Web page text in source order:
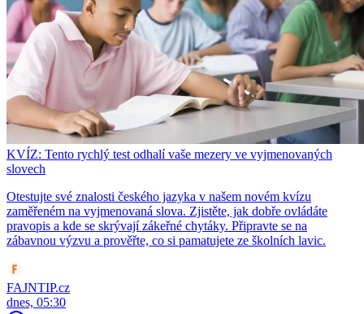
KVÍZ: Tento rychlý test odhalí vaše mezery ve vyjmenovaných
slovech
Otestujte své znalosti českého jazyka v našem novém kvízu
zaměřeném na vyjmenovaná slova. Zjistěte, jak dobře ovládáte
pravopis a kde se skrývají zákeřné chytáky. Připravte se na
zábavnou výzvu a prověřte, co si pamatujete ze školních lavic.
FAJNTIP.cz
dnes, 05:30